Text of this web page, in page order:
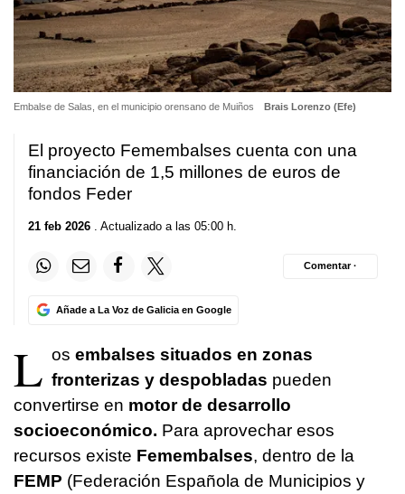
Embalse de Salas, en el municipio orensano de Muiños Brais Lorenzo (Efe)
El proyecto Femembalses cuenta con una
financiación de 1,5 millones de euros de
fondos Feder
21 feb 2026 . Actualizado a las 05:00 h.
Añade a La Voz de Galicia en Google
Comentar ·
L os embalses situados en zonas
fronterizas y despobladas pueden
convertirse en motor de desarrollo
socioeconómico. Para aprovechar esos
recursos existe Femembalses, dentro de la
FEMP (Federación Española de Municipios y